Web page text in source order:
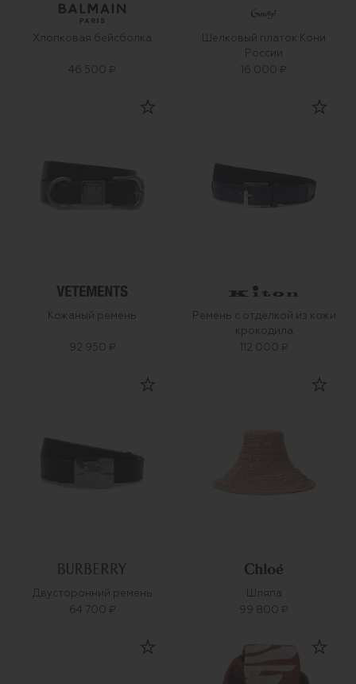
Хлопковая бейсболка
46 500 ₽
Шелковый платок Кони
России
16 000 ₽
Кожаный ремень
92 950 ₽
Ремень с отделкой из кожи
крокодила
112 000 ₽
Двусторонний ремень
64 700 ₽
Шляпа
99 800 ₽